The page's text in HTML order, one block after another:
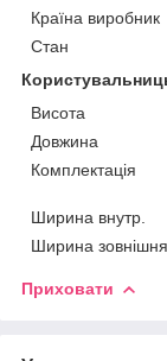
Країна виробник
Стан
Висота
Довжина
Комплектація
Ширина внутр.
Ширина зовнішня
Приховати